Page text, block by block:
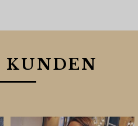
KUNDEN